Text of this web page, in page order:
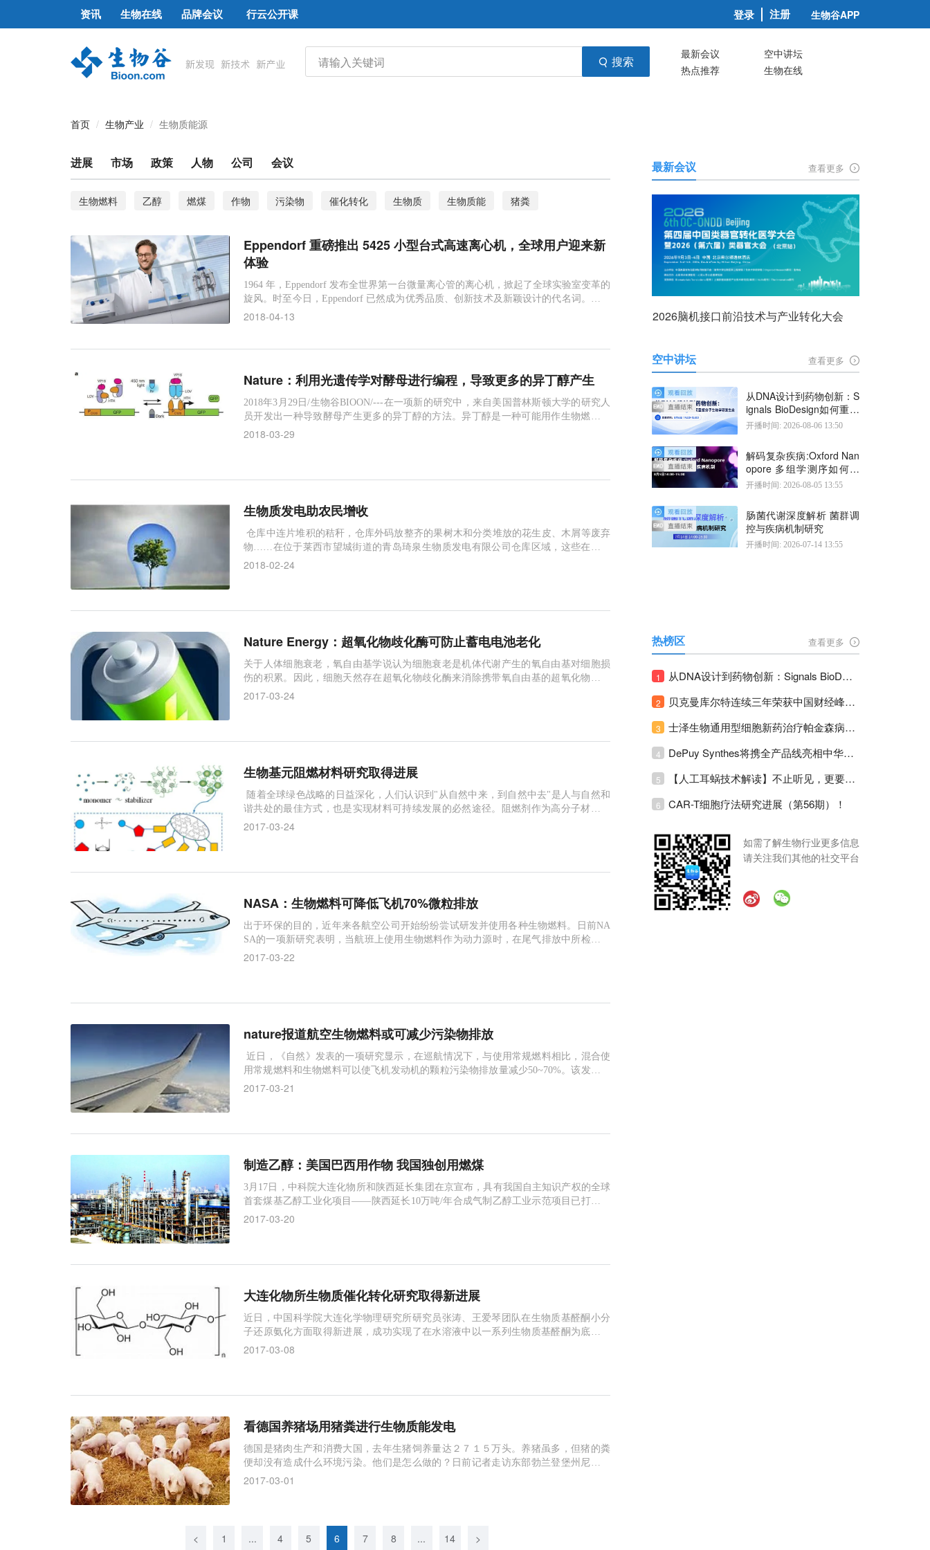
资讯 生物在线 品牌会议 行云公开课 登录 注册 生物谷APP
搜索 最新会议
空中讲坛
热点推荐
生物在线
首页 生物产业 生物质能源
进展 市场 政策 人物 公司 会议
生物燃料 乙醇 燃煤 作物 污染物 催化转化 生物质 生物质能
猪粪
超氧化物歧化酶
生物能源 生物质发电 Eppendorf
Eppendorf 重磅推出 5425 小型台式高速离心机，全球用户迎来新
体验
1964 年，Eppendorf 发布全世界第一台微量离心管的离心机，掀起了全球实验室变革的
旋风。时至今日，Eppendorf 已然成为优秀品质、创新技术及新颖设计的代名词。公司
对用户需求的透彻理解、实验室工作的深入体察，乃至未来趋势的前瞻把握已经一一
2018-04-13
Nature：利用光遗传学对酵母进行编程，导致更多的异丁醇产生
2018年3月29日/生物谷BIOON/---在一项新的研究中，来自美国普林斯顿大学的研究人
员开发出一种导致酵母产生更多的异丁醇的方法。异丁醇是一种可能用作生物燃料的
候选物质。在他们发表在2018年3月29日的Nature期刊上的一篇标题为“Optogenetic regul
2018-03-29
生物质发电助农民增收
仓库中连片堆积的秸秆，仓库外码放整齐的果树木和分类堆放的花生皮、木屑等废弃
物……在位于莱西市望城街道的青岛琦泉生物质发电有限公司仓库区域，这些在农民
眼中地道的“废弃物”“垃圾”，却是企业发电的“绿色能源”。公司副总经理展恩亮告诉笔
2018-02-24
Nature Energy：超氧化物歧化酶可防止蓄电电池老化
关于人体细胞衰老，氧自由基学说认为细胞衰老是机体代谢产生的氧自由基对细胞损
伤的积累。因此，细胞天然存在超氧化物歧化酶来消除携带氧自由基的超氧化物。超
氧化物正是在细胞呼吸生成能量过程中产生并且是氧自由基
2017-03-24
生物基元阻燃材料研究取得进展
随着全球绿色战略的日益深化，人们认识到"从自然中来，到自然中去"是人与自然和
谐共处的最佳方式，也是实现材料可持续发展的必然途径。阻燃剂作为高分子材料安
全使用的必要助剂也不例外，因此发展源于生物的阻
2017-03-24
NASA：生物燃料可降低飞机70%微粒排放
出于环保的目的，近年来各航空公司开始纷纷尝试研发并使用各种生物燃料。日前NA
SA的一项新研究表明，当航班上使用生物燃料作为动力源时，在尾气排放中所检测到
的微粒排放远少于化石燃料。这一结果证明，从环保角度而
2017-03-22
nature报道航空生物燃料或可减少污染物排放
近日，《自然》发表的一项研究显示，在巡航情况下，与使用常规燃料相比，混合使
用常规燃料和生物燃料可以使飞机发动机的颗粒污染物排放量减少50~70%。该发现带
来了有关飞行中的飞机使用生物燃料所产生的环境影
2017-03-21
制造乙醇：美国巴西用作物 我国独创用燃煤
3月17日，中科院大连化物所和陕西延长集团在京宣布，具有我国自主知识产权的全球
首套煤基乙醇工业化项目——陕西延长10万吨/年合成气制乙醇工业示范项目已打通全
流程，生产出合格的无水乙醇，目前该装置已平稳运行两
2017-03-20
大连化物所生物质催化转化研究取得新进展
近日，中国科学院大连化学物理研究所研究员张涛、王爱琴团队在生物质基醛酮小分
子还原氨化方面取得新进展，成功实现了在水溶液中以一系列生物质基醛酮为底物高
选择性制备伯胺，并在此基础上直接以纤维素为原料，通过
2017-03-08
看德国养猪场用猪粪进行生物质能发电
德国是猪肉生产和消费大国，去年生猪饲养量达２７１５万头。养猪虽多，但猪的粪
便却没有造成什么环境污染。他们是怎么做的？日前记者走访东部勃兰登堡州尼梅克
市的一家养猪场，看德国企业如何为生猪“善后”。与人们
2017-03-01
< 1 ... 4 5 6 7 8 ... 14 >
最新会议 查看更多
2026脑机接口前沿技术与产业转化大会
空中讲坛 查看更多
从DNA设计到药物创新：S
ignals BioDesign如何重塑
分子生物学研发生态
开播时间: 2026-08-06 13:50
解码复杂疾病:Oxford Nan
opore 多组学测序如何揭
示疾病机制
开播时间: 2026-08-05 13:55
肠菌代谢深度解析 菌群调
控与疾病机制研究
开播时间: 2026-07-14 13:55
热榜区 查看更多
1 从DNA设计到药物创新：Signals BioDesign如何重塑分子生物学研发生态！
2 贝克曼库尔特连续三年荣获中国财经峰会三项大奖！
3 士泽生物通用型细胞新药治疗帕金森病注册临床II期全部入组完成！
4 DePuy Synthes将携全产品线亮相中华医学会运动医疗分会大会，加码布局中国运动医学创新赛道！
5 【人工耳蜗技术解读】不止听见，更要听见未来 ---- 智能耳蜗，开启人工耳蜗技术新纪元！
6 CAR-T细胞疗法研究进展（第56期）！
如需了解生物行业更多信息
请关注我们其他的社交平台